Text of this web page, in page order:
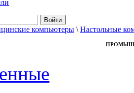
компьютеры \ Настольные